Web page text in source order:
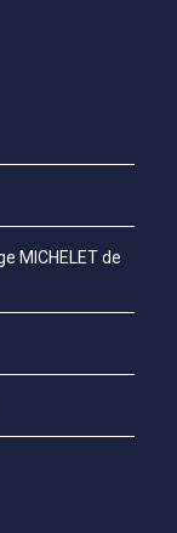
MICHELET de